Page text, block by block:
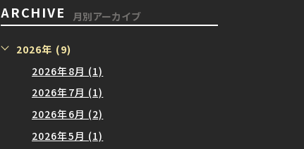
ARCHIVE 月別アーカイブ
2026年 (9)
2026年8月 (1)
2026年7月 (1)
2026年6月 (2)
2026年5月 (1)